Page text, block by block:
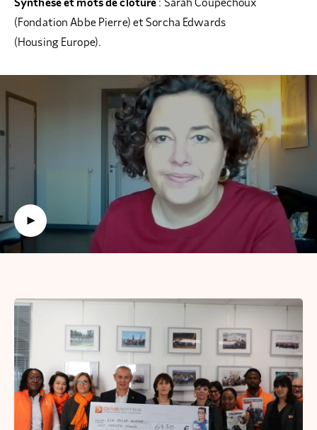
Synthèse et mots de clôture : Sarah Coupechoux
(Fondation Abbe Pierre) et Sorcha Edwards
(Housing Europe).